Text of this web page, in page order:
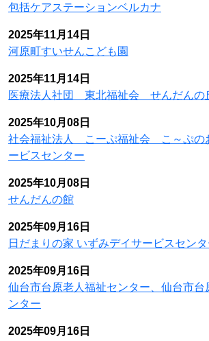
包括ケアステーションベルカナ
2025年11月14日
河原町すいせんこども園
2025年11月14日
医療法人社団 東北福祉会 せんだん
2025年10月08日
社会福祉法人 こーぷ福祉会 こ～ぷの
ービスセンター
2025年10月08日
せんだんの館
2025年09月16日
日だまりの家 いずみデイサービスセン
2025年09月16日
仙台市台原老人福祉センター、仙台市台
ンター
2025年09月16日